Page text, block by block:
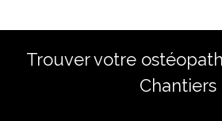
Trouver votre
Chantiers